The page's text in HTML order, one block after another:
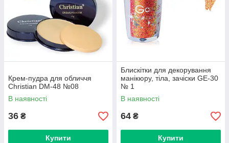
Крем-пудра для обличчя
Christian DM-48 №08
В наявності
36 ₴
Купити
Блискітки для декорування
манікюру, тіла, зачіски GE-30
№ 1
В наявності
64 ₴
Купити